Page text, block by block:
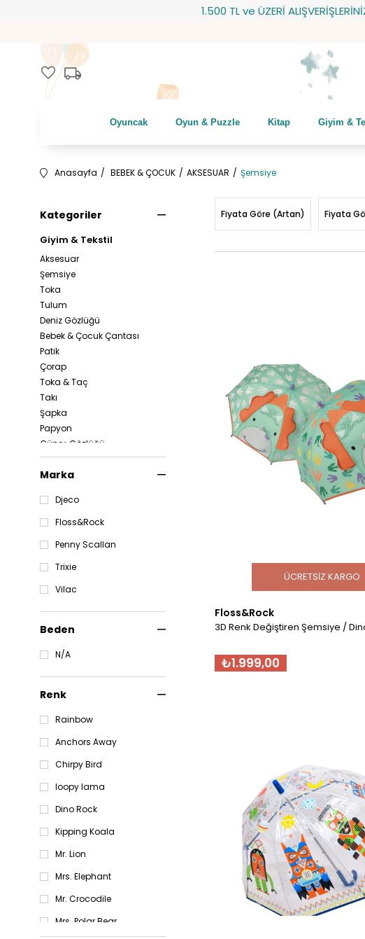
1.500 TL ve ÜZERİ ALIŞVERİŞLERİNİZDE KARGO
favorite local_shipping
Oyuncak Oyun & Puzzle Kitap Giyim &
Anasayfa BEBEK & ÇOCUK AKSESUAR Şemsiye
Kategoriler
Giyim & Tekstil
Aksesuar
Şemsiye
Toka
Tulum
Deniz Gözlüğü
Bebek & Çocuk Çantası
Patik
Çorap
Toka & Taç
Takı
Şapka
Papyon
Güneş Gözlüğü
Atkı & Bere
Marka
Djeco
Floss&Rock
Penny Scallan
Trixie
Vilac
Beden
N/A
Renk
Rainbow
Anchors Away
Chirpy Bird
loopy lama
Dino Rock
Kipping Koala
Mr. Lion
Mrs. Elephant
Mr. Crocodile
Mrs. Polar Bear
Fiyata Göre (Artan) Fiyata
Floss&Rock
3D Renk Değiştiren Şemsiye /
₺1.999,00
ÜCRETSIZ KARGO